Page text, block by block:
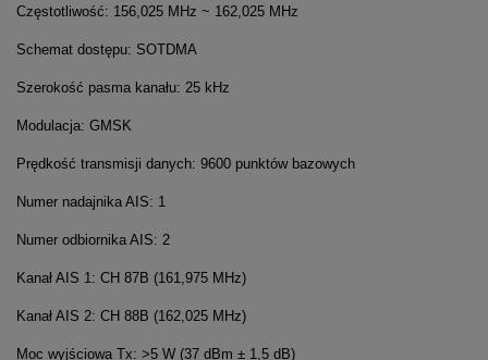
Częstotliwość: 156,025 MHz ~ 162,025 MHz
Schemat dostępu: SOTDMA
Szerokość pasma kanału: 25 kHz
Modulacja: GMSK
Prędkość transmisji danych: 9600 punktów bazowych
Numer nadajnika AIS: 1
Numer odbiornika AIS: 2
Kanał AIS 1: CH 87B (161,975 MHz)
Kanał AIS 2: CH 88B (162,025 MHz)
Moc wyjściowa Tx: >5 W (37 dBm ± 1,5 dB)